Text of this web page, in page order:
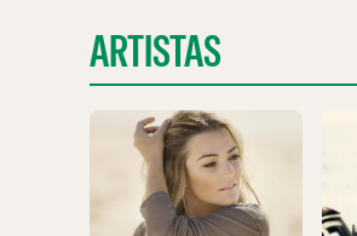
ARTISTAS